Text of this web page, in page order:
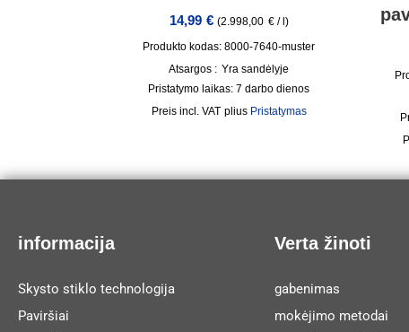
14,99 € (2.998,00 €/l)
Produkto kodas: 8000-7640-muster
Atsargos : Yra sandėlyje
Pristatymo laikas:7 darbo dienos
incl. VAT plius Pristatymas
informacija
Skysto stiklo technologija
Paviršiai
Verta žinoti
gabenimas
mokėjimo metodai